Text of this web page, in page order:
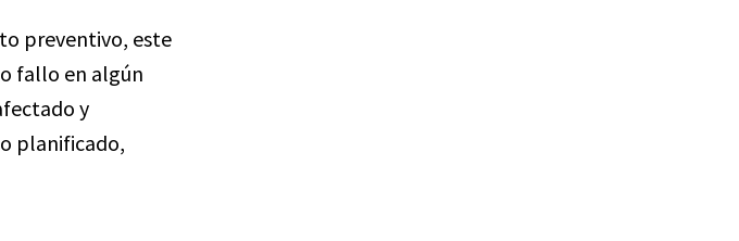
preventivo, este
fallo en algún
y
planificado,